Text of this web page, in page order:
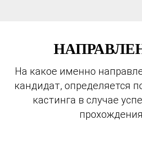
На какое именно
кандидат, определяется
кастинга в случае
прохождения